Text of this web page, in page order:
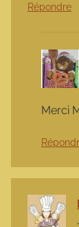
Répondre
Merci